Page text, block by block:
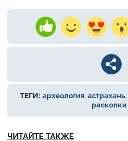
ТЕГИ: археология, астрахань,
раскопки
ЧИТАЙТЕ ТАКЖЕ